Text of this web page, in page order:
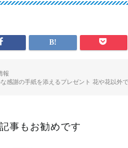
報
感謝の手紙を添えるプレゼント 花や花以外
事もお勧めです